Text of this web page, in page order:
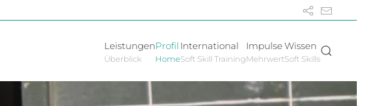
Leistungen
Überblick
Profil
Home
International
Soft Skill Training
Impulse
Mehrwert
Wissen
Soft Skills